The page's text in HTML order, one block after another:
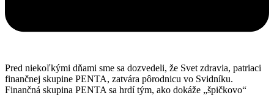
Pred niekoľkými dňami sme sa dozvedeli, že Svet zdravia, patriaci
finančnej skupine PENTA, zatvára pôrodnicu vo Svidníku.
Finančná skupina PENTA sa hrdí tým, ako dokáže „špičkovo“